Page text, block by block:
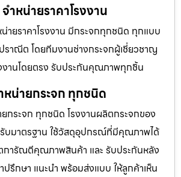
ำหน่ายราคาโรงงาน
ายราคาโรงงาน มีกระจกทุกชนิด ทุกแบบ
ราณีต โดยทีมงานช่างกระจกผู้เชี่ยวชาญ
งานโดยตรง รับประกันคุณภาพทุกชิ้น
หน่ายกระจก ทุกชนิด
กระจก ทุกชนิด โรงงานผลิตกระจกของ
ด้รับมาตรฐาน ใช้วัสดุอุปกรณ์ที่มีคุณภาพได้
การัณตีคุณภาพสินค้า และ รับประกันหลัง
ปรึกษา แนะนำ พร้อมส่งแบบ ให้ลูกค้าเห็น